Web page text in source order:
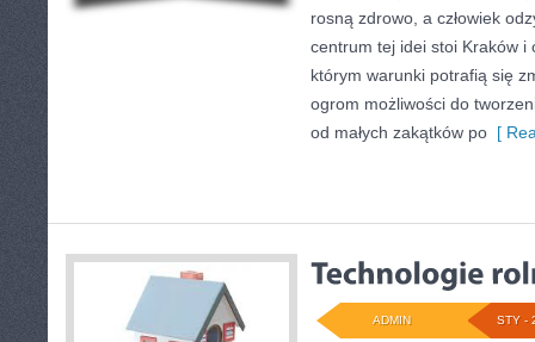
rosną zdrowo, a człowiek
centrum tej idei stoi Kraków i
którym warunki potrafią się
ogrom możliwości do
od małych zakątków po [
STY -
ADMIN